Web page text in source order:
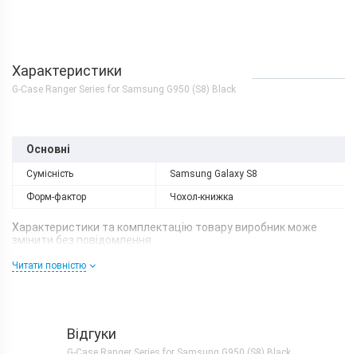
Характеристики
G-Case Ranger Series for Samsung G950 (S8) Black
Основні
Сумісність Samsung Galaxy S8
Форм-фактор Чохол-книжка
Характеристики та комплектацію товару виробник може
змінити без повідомлення.
Читати повністю
Відгуки